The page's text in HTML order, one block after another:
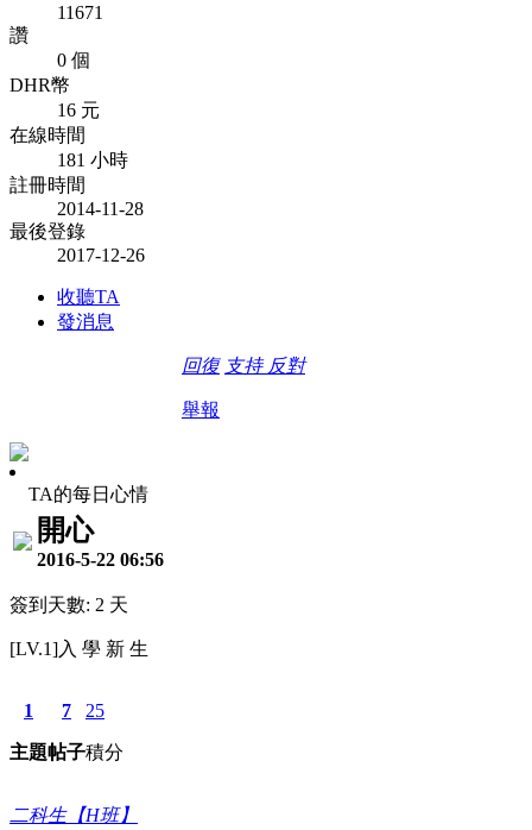
11671
讚
0 個
DHR幣
16 元
在線時間
181 小時
註冊時間
2014-11-28
最後登錄
2017-12-26
收聽TA
發消息
回復 支持 反對
舉報
TA的每日心情
開心
2016-5-22 06:56
簽到天數: 2 天
[LV.1]入 學 新 生
1
主題
7
帖子
25
積分
二科生【H班】